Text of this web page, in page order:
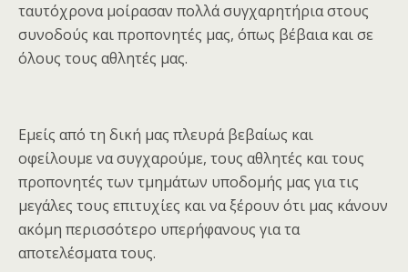
ταυτόχρονα μοίρασαν πολλά συγχαρητήρια στους
συνοδούς και προπονητές μας, όπως βέβαια και σε
όλους τους αθλητές μας.
Εμείς από τη δική μας πλευρά βεβαίως και
οφείλουμε να συγχαρούμε, τους αθλητές και τους
προπονητές των τμημάτων υποδομής μας για τις
μεγάλες τους επιτυχίες και να ξέρουν ότι μας κάνουν
ακόμη περισσότερο υπερήφανους για τα
αποτελέσματα τους.